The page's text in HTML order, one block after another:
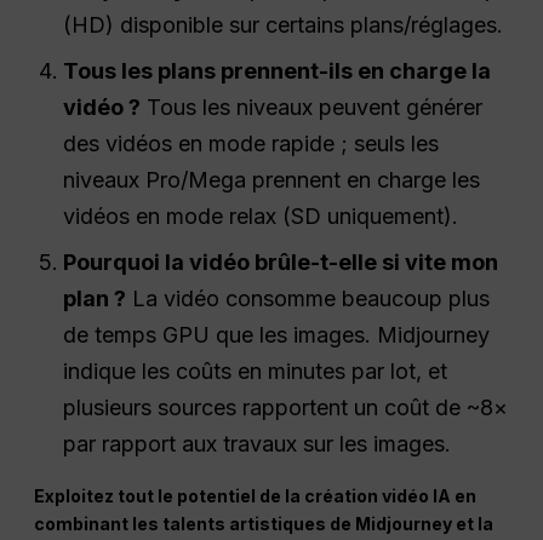
(HD) disponible sur certains plans/réglages.
Tous les plans prennent-ils en charge la
vidéo ? Tous les niveaux peuvent générer
des vidéos en mode rapide ; seuls les
niveaux Pro/Mega prennent en charge les
vidéos en mode relax (SD uniquement).
Pourquoi la vidéo brûle-t-elle si vite mon
plan ? La vidéo consomme beaucoup plus
de temps GPU que les images. Midjourney
indique les coûts en minutes par lot, et
plusieurs sources rapportent un coût de ~8×
par rapport aux travaux sur les images.
Exploitez tout le potentiel de la création vidéo IA en
combinant les talents artistiques de Midjourney et la